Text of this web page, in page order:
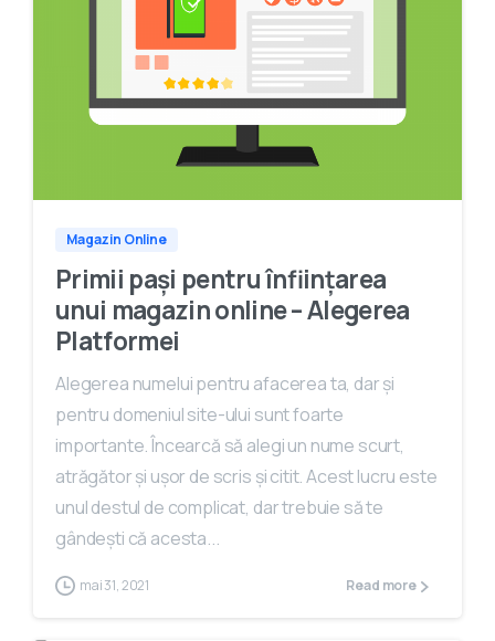
Magazin Online
Primii pași pentru înființarea
unui magazin online – Alegerea
Platformei
Alegerea numelui pentru afacerea ta, dar și
pentru domeniul site-ului sunt foarte
importante. Încearcă să alegi un nume scurt,
atrăgător și ușor de scris și citit. Acest lucru este
unul destul de complicat, dar trebuie să te
gândești că acesta...
mai 31, 2021 Read more